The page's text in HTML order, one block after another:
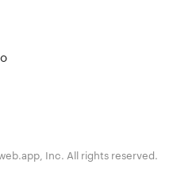
Inc. All rights reserved.